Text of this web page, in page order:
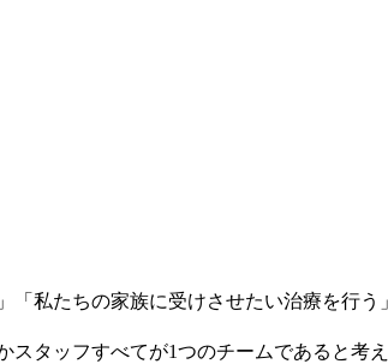
「私たちの家族に受けさせたい治療を行
タッフすべてが1つのチームであると